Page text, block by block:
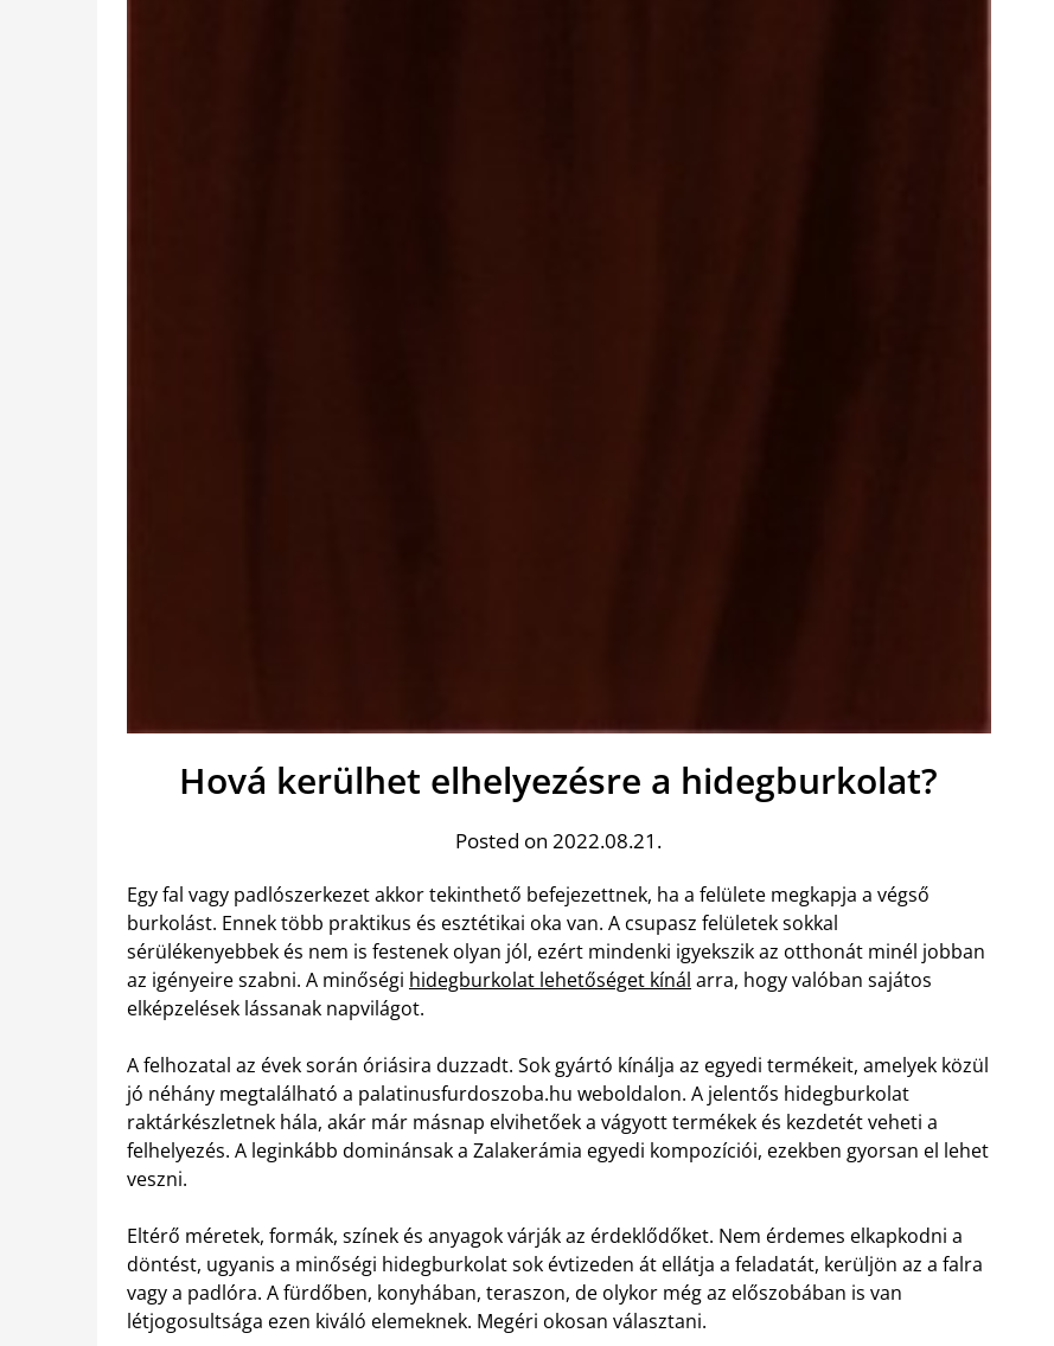
Hová kerülhet elhelyezésre a hidegburkolat?
Posted on 2022.08.21.
Egy fal vagy padlószerkezet akkor tekinthető befejezettnek, ha a felülete megkapja a végső
burkolást. Ennek több praktikus és esztétikai oka van. A csupasz felületek sokkal
sérülékenyebbek és nem is festenek olyan jól, ezért mindenki igyekszik az otthonát minél jobban
az igényeire szabni. A minőségi hidegburkolat lehetőséget kínál arra, hogy valóban sajátos
elképzelések lássanak napvilágot.
A felhozatal az évek során óriásira duzzadt. Sok gyártó kínálja az egyedi termékeit, amelyek közül
jó néhány megtalálható a palatinusfurdoszoba.hu weboldalon. A jelentős hidegburkolat
raktárkészletnek hála, akár már másnap elvihetőek a vágyott termékek és kezdetét veheti a
felhelyezés. A leginkább dominánsak a Zalakerámia egyedi kompozíciói, ezekben gyorsan el lehet
veszni.
Eltérő méretek, formák, színek és anyagok várják az érdeklődőket. Nem érdemes elkapkodni a
döntést, ugyanis a minőségi hidegburkolat sok évtizeden át ellátja a feladatát, kerüljön az a falra
vagy a padlóra. A fürdőben, konyhában, teraszon, de olykor még az előszobában is van
létjogosultsága ezen kiváló elemeknek. Megéri okosan választani.